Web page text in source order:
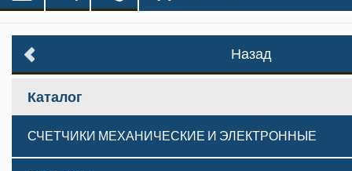
Назад
Каталог
СЧЕТЧИКИ МЕХАНИЧЕСКИЕ И ЭЛЕКТРОННЫЕ